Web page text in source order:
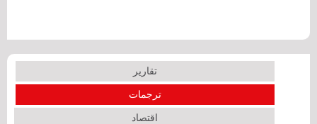
تقارير
ترجمات
اقتصاد